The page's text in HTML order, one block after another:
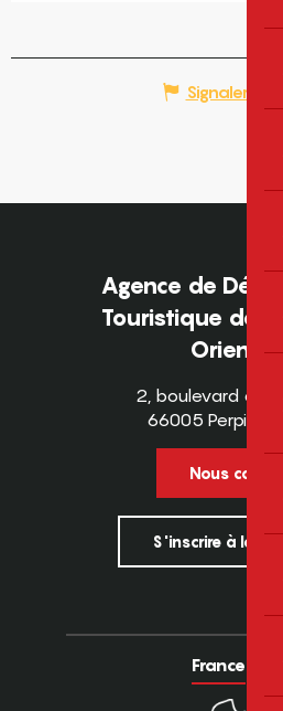
Signaler une
Agence de
Touristique des
2, boulevard des
66005
Nous
S'inscrire à la
France